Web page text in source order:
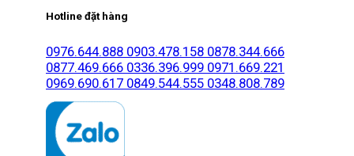
Hotline đặt hàng
0976.644.888 0903.478.158 0878.344.666
0877.469.666 0336.396.999 0971.669.221
0969.690.617 0849.544.555 0348.808.789